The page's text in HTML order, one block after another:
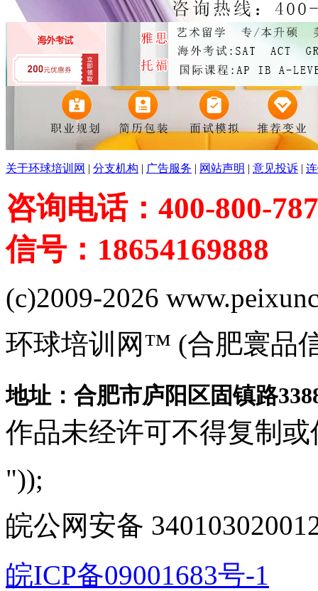
关于环球培训网 | 分支机构 | 广告服务 | 网站声明 | 意见投诉 |
咨询电话：400-800-
信号：18654169888
(c)2009-2026
环球培训网™ (合肥寰品
地址：合肥市庐阳区固镇路
作品未经许可不得复制或
"));
皖公网安备
皖ICP备09001683号-1